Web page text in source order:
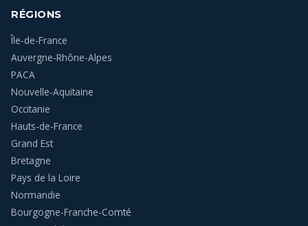
RÉGIONS
Île-de-France
Auvergne-Rhône-Alpes
PACA
Nouvelle-Aquitaine
Occitanie
Hauts-de-France
Grand Est
Bretagne
Pays de la Loire
Normandie
Bourgogne-Franche-Comté